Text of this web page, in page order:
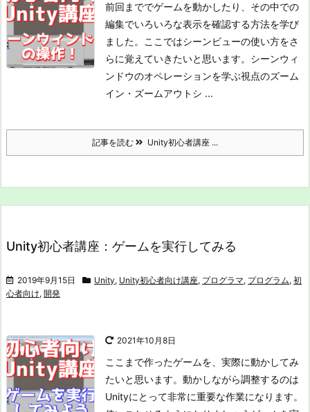
前回まででゲームを動かしたり、その中での
編集でいろいろな表示を確認する方法を学び
ました。ここではシーンビューの使い方をさ
らに覚えていきたいと思います。 シーンウィ
ンドウのオペレーションを学ぶ視点のズーム
イン・ズームアウト シ ...
記事を読む Unity初心者講座 ...
Unity初心者講座：ゲームを実行してみる
2019年9月15日 Unity, Unity初心者向け講座, プログラマ, プログラム, 初
心者向け, 開発
2021年10月8日
ここまで作ったゲームを、実際に動かしてみ
たいと思います。動かしながら調整するのは
Unityにとって非常に重要な作業になります。